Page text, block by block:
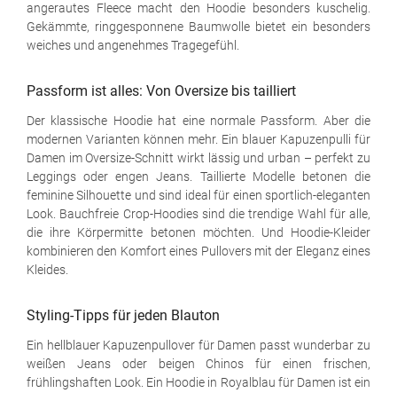
angerautes Fleece macht den Hoodie besonders kuschelig.
Gekämmte, ringgesponnene Baumwolle bietet ein besonders
weiches und angenehmes Tragegefühl.
Passform ist alles: Von Oversize bis tailliert
Der klassische Hoodie hat eine normale Passform. Aber die
modernen Varianten können mehr. Ein blauer Kapuzenpulli für
Damen im Oversize-Schnitt wirkt lässig und urban – perfekt zu
Leggings oder engen Jeans. Taillierte Modelle betonen die
feminine Silhouette und sind ideal für einen sportlich-eleganten
Look. Bauchfreie Crop-Hoodies sind die trendige Wahl für alle,
die ihre Körpermitte betonen möchten. Und Hoodie-Kleider
kombinieren den Komfort eines Pullovers mit der Eleganz eines
Kleides.
Styling-Tipps für jeden Blauton
Ein hellblauer Kapuzenpullover für Damen passt wunderbar zu
weißen Jeans oder beigen Chinos für einen frischen,
frühlingshaften Look. Ein Hoodie in Royalblau für Damen ist ein